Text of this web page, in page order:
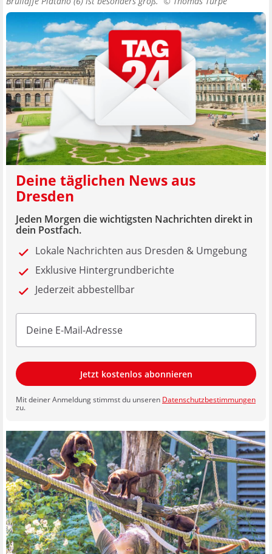
Deine täglichen News aus
Dresden
Jeden Morgen die wichtigsten Nachrichten direkt in
dein Postfach.
Lokale Nachrichten aus Dresden & Umgebung
Exklusive Hintergrundberichte
Jederzeit abbestellbar
Jetzt kostenlos abonnieren
Mit deiner Anmeldung stimmst du unseren Datenschutzbestimmungen
zu.